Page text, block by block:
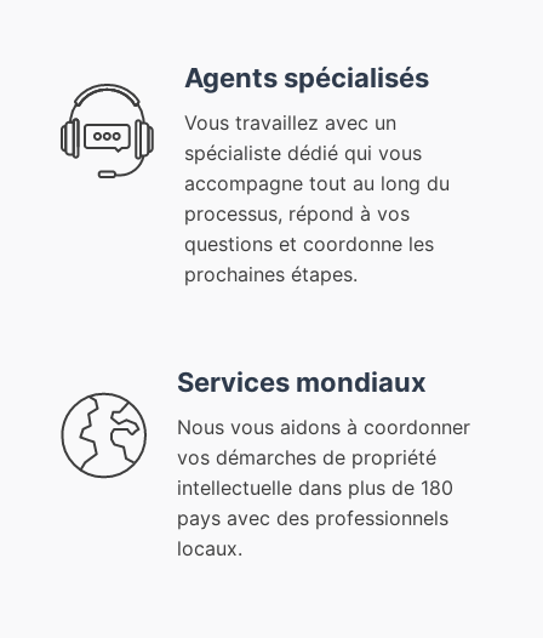
Agents spécialisés
Vous travaillez avec un
spécialiste dédié qui vous
accompagne tout au long du
processus, répond à vos
questions et coordonne les
prochaines étapes.
Services mondiaux
Nous vous aidons à coordonner
vos démarches de propriété
intellectuelle dans plus de 180
pays avec des professionnels
locaux.